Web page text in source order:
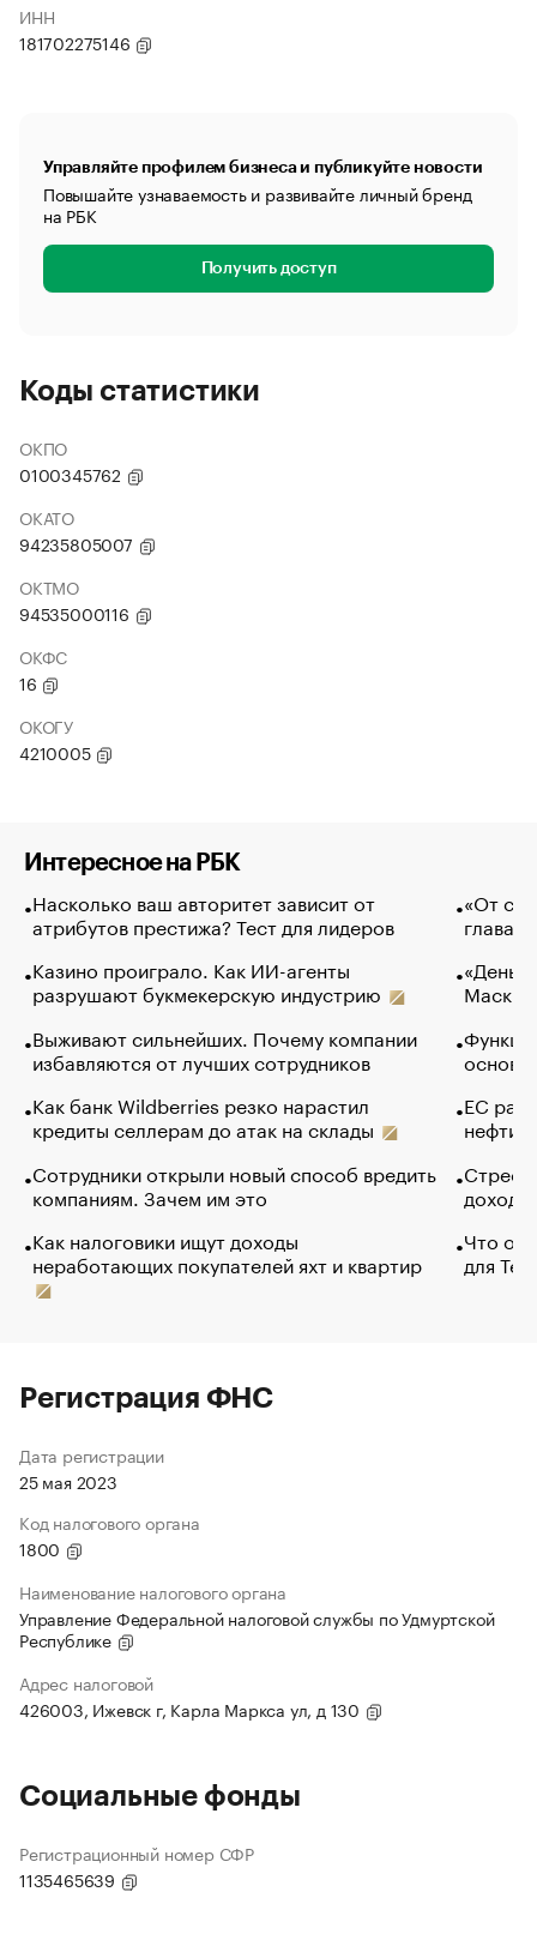
ИНН
181702275146
Управляйте профилем бизнеса и публикуйте новости
Повышайте узнаваемость и развивайте личный бренд
на РБК
Получить доступ
Коды статистики
ОКПО
0100345762
ОКАТО
94235805007
ОКТМО
94535000116
ОКФС
16
ОКОГУ
4210005
Интересное на РБК
Насколько ваш авторитет зависит от
атрибутов престижа? Тест для лидеров
Казино проиграло. Как ИИ-агенты
разрушают букмекерскую индустрию
Выживают сильнейших. Почему компании
избавляются от лучших сотрудников
Как банк Wildberries резко нарастил
кредиты селлерам до атак на склады
Сотрудники открыли новый способ вредить
компаниям. Зачем им это
Как налоговики ищут доходы
неработающих покупателей яхт и квартир
«От
глава
Маск в
основ
ЕС
нефти
Что
для
Регистрация ФНС
Дата регистрации
25 мая 2023
Код налогового органа
1800
Наименование налогового органа
Управление Федеральной налоговой службы по Удмуртской
Республике
Адрес налоговой
426003, Ижевск г, Карла Маркса ул, д 130
Социальные фонды
Регистрационный номер СФР
1135465639